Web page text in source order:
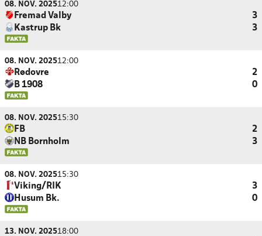
08. NOV. 202512:00
Fremad Valby
3
Kastrup Bk
3
08. NOV. 202512:00
Rødovre
2
B 1908
0
08. NOV. 202515:30
FB
2
NB Bornholm
3
08. NOV. 202515:30
Viking/RIK
3
Husum Bk.
0
13. NOV. 202518:00